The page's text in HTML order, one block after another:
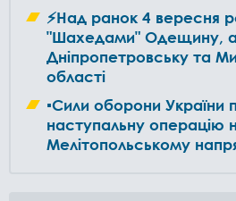
⚡️Над ранок 4 вересня
"Шахедами" Одещину,
Дніпропетровську та
області
▪️Сили оборони України
наступальну операцію
Мелітопольському